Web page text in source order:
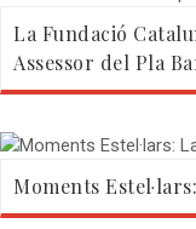
La Fundació
Assessor del Pla
Moments